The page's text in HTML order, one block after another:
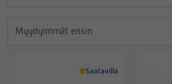
Saatavilla